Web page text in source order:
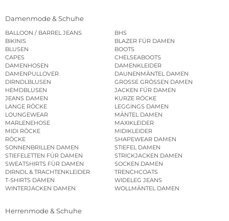
Damenmode & Schuhe
BALLOON / BARREL JEANS
BHS
BIKINIS
BLAZER FÜR DAMEN
BLUSEN
BOOTS
CAPES
CHELSEABOOTS
DAMENHOSEN
DAMENKLEIDER
DAMENPULLOVER
DAUNENMÄNTEL DAMEN
DIRNDLBLUSEN
GROSSE GRÖSSEN DAMEN
HEMDBLUSEN
JACKEN FÜR DAMEN
JEANS DAMEN
KURZE RÖCKE
LANGE RÖCKE
LEGGINGS DAMEN
LOUNGEWEAR
MÄNTEL DAMEN
MARLENEHOSE
MAXIKLEIDER
MIDI RÖCKE
MIDIKLEIDER
RÖCKE
SHAPEWEAR DAMEN
SONNENBRILLEN DAMEN
STIEFEL DAMEN
STIEFELETTEN FÜR DAMEN
STRICKJACKEN DAMEN
SWEATSHIRTS FÜR DAMEN
SOCKEN DAMEN
DIRNDL & TRACHTENKLEIDER
TRENCHCOATS
T-SHIRTS DAMEN
WIDELEG JEANS
WINTERJACKEN DAMEN
WOLLMÄNTEL DAMEN
Herrenmode & Schuhe